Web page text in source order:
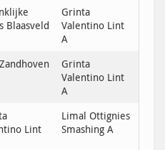
Blaasveld
Grinta
Valentino Lint
A
Grinta
Valentino Lint
A
Lint
Limal Ottignies
Smashing A